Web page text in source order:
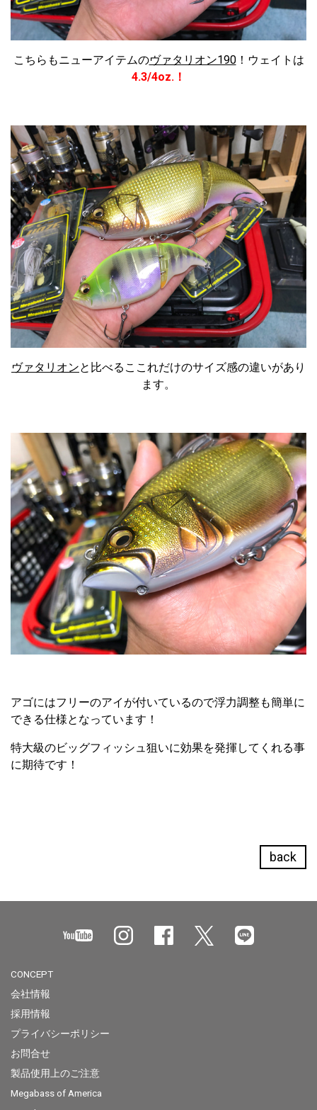
こちらもニューアイテムのヴァタリオン190！ウェイトは
4.3/4oz.！
ヴァタリオンと比べるここれだけのサイズ感の違いがあり
ます。
アゴにはフリーのアイが付いているので浮力調整も簡単に
できる仕様となっています！
特大級のビッグフィッシュ狙いに効果を発揮してくれる事
に期待です！
back
CONCEPT
会社情報
採用情報
プライバシーポリシー
お問合せ
製品使用上のご注意
Megabass of America